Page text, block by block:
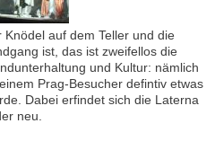
auf dem Teller und die
ist, das ist zweifellos die
und Kultur: nämlich
Prag-Besucher defintiv etwas
Dabei erfindet sich die Laterna
neu.